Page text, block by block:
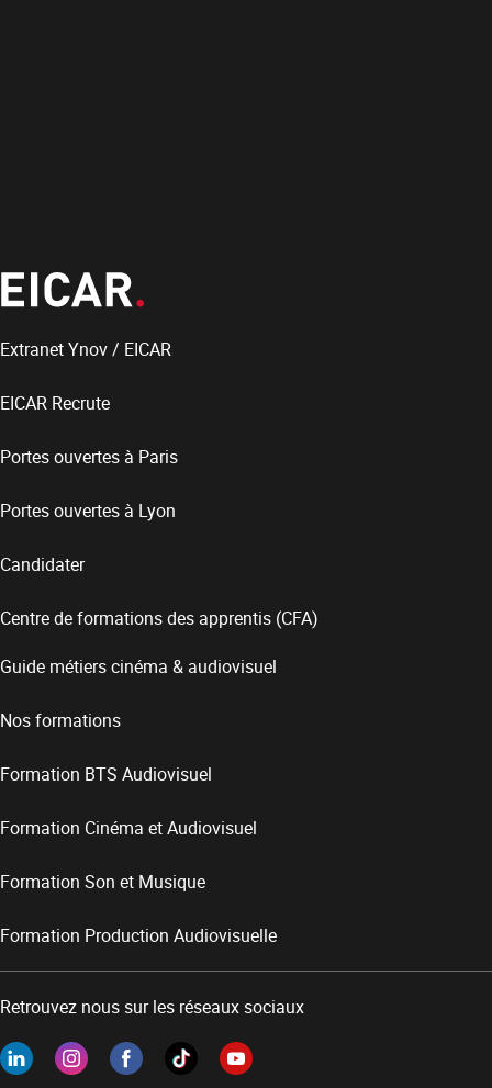
Extranet Ynov / EICAR
EICAR Recrute
Portes ouvertes à Paris
Portes ouvertes à Lyon
Candidater
Centre de formations des apprentis (CFA)
Guide métiers cinéma & audiovisuel
Nos formations
Formation BTS Audiovisuel
Formation Cinéma et Audiovisuel
Formation Son et Musique
Formation Production Audiovisuelle
Retrouvez nous sur les réseaux sociaux